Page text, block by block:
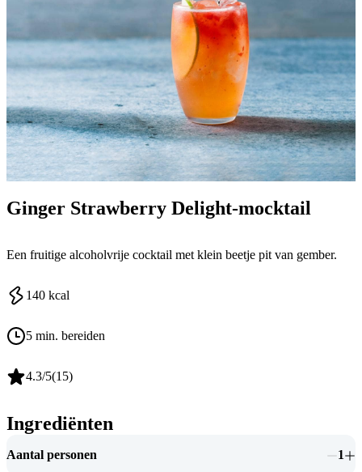
Ginger Strawberry Delight-mocktail
Een fruitige alcoholvrije cocktail met klein beetje pit van gember.
140 kcal
5 min. bereiden
4.3/5(15)
Ingrediënten
Aantal personen 1